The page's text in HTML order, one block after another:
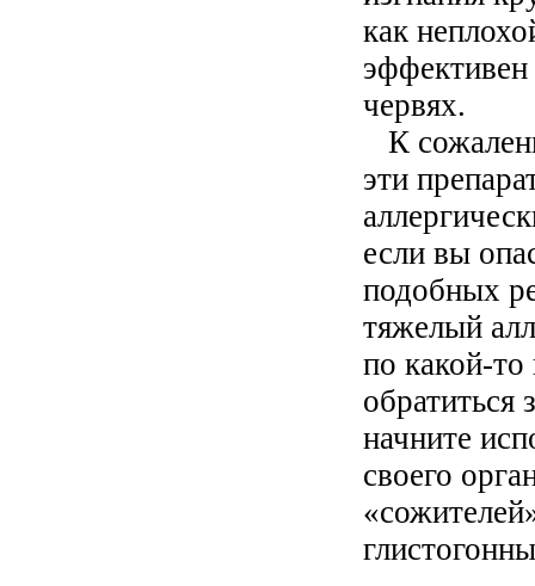
как
червях.
К
эти
если вы
подобных
тяжелый
по какой-
начните
своего